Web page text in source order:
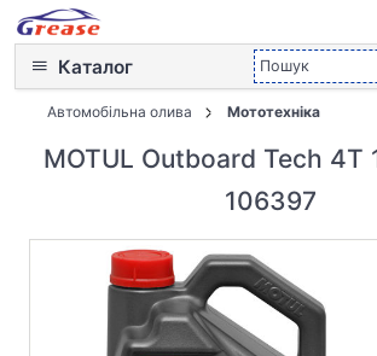
Каталог
Автомобільна олива Мототехніка
MOTUL Outboard Tech 4T
106397